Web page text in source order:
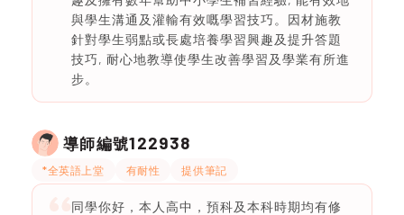
與學生溝通及灌輸有效嘅學習技巧。因材施教
針對學生弱點或長處培養學習興趣及提升答題
技巧, 耐心地教導使學生改善學習及學業有所進
步。
導師編號122938
*全英語上堂 有耐性 提供筆記
同學你好，本人高中，預科及本科時期均有修